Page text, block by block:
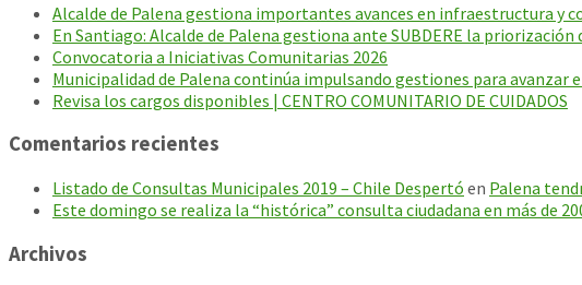
Alcalde de Palena gestiona importantes avances en infraestructura y
En Santiago: Alcalde de Palena gestiona ante SUBDERE la
Convocatoria a Iniciativas Comunitarias 2026
Municipalidad de Palena continúa impulsando gestiones para
Revisa los cargos disponibles | CENTRO COMUNITARIO DE CUIDADOS
Comentarios recientes
Listado de Consultas Municipales 2019 – Chile Despertó en Palena
Este domingo se realiza la “histórica” consulta ciudadana en más de
Archivos